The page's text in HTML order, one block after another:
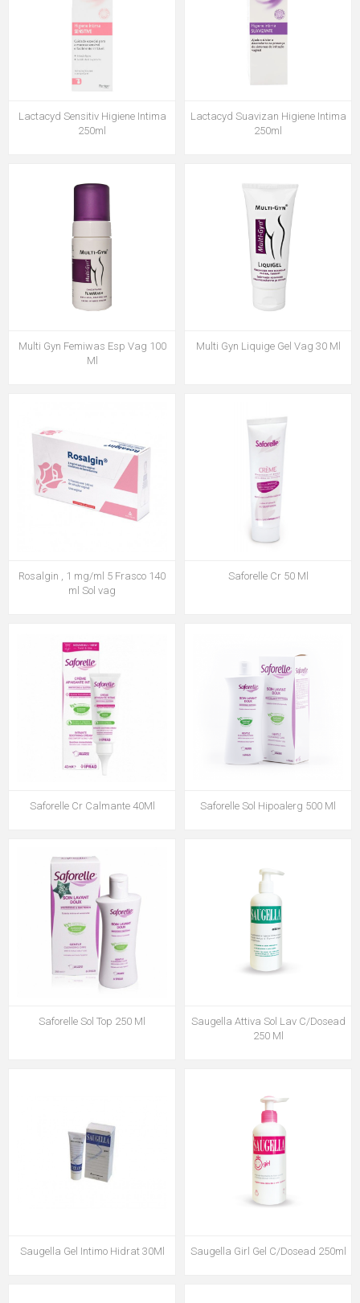
Lactacyd Sensitiv Higiene Intima
250ml
Lactacyd Suavizan Higiene Intima
250ml
Multi Gyn Femiwas Esp Vag 100
Ml
Multi Gyn Liquige Gel Vag 30 Ml
Rosalgin , 1 mg/ml 5 Frasco 140
ml Sol vag
Saforelle Cr 50 Ml
Saforelle Cr Calmante 40Ml Saforelle Sol Hipoalerg 500 Ml
Saforelle Sol Top 250 Ml
Saugella Attiva Sol Lav C/Dosead
250 Ml
Saugella Gel Intimo Hidrat 30Ml Saugella Girl Gel C/Dosead 250ml